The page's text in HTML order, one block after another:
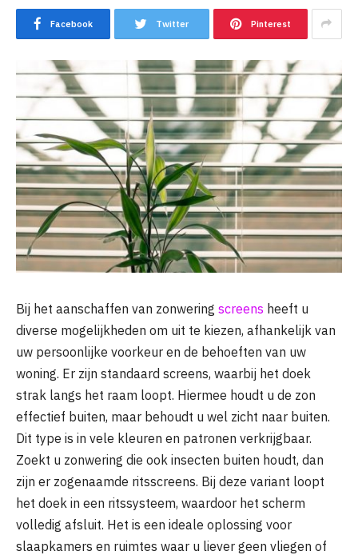
Facebook Twitter Pinterest
Bij het aanschaffen van zonwering screens heeft u
diverse mogelijkheden om uit te kiezen, afhankelijk van
uw persoonlijke voorkeur en de behoeften van uw
woning. Er zijn standaard screens, waarbij het doek
strak langs het raam loopt. Hiermee houdt u de zon
effectief buiten, maar behoudt u wel zicht naar buiten.
Dit type is in vele kleuren en patronen verkrijgbaar.
Zoekt u zonwering die ook insecten buiten houdt, dan
zijn er zogenaamde ritsscreens. Bij deze variant loopt
het doek in een ritssysteem, waardoor het scherm
volledig afsluit. Het is een ideale oplossing voor
slaapkamers en ruimtes waar u liever geen vliegen of